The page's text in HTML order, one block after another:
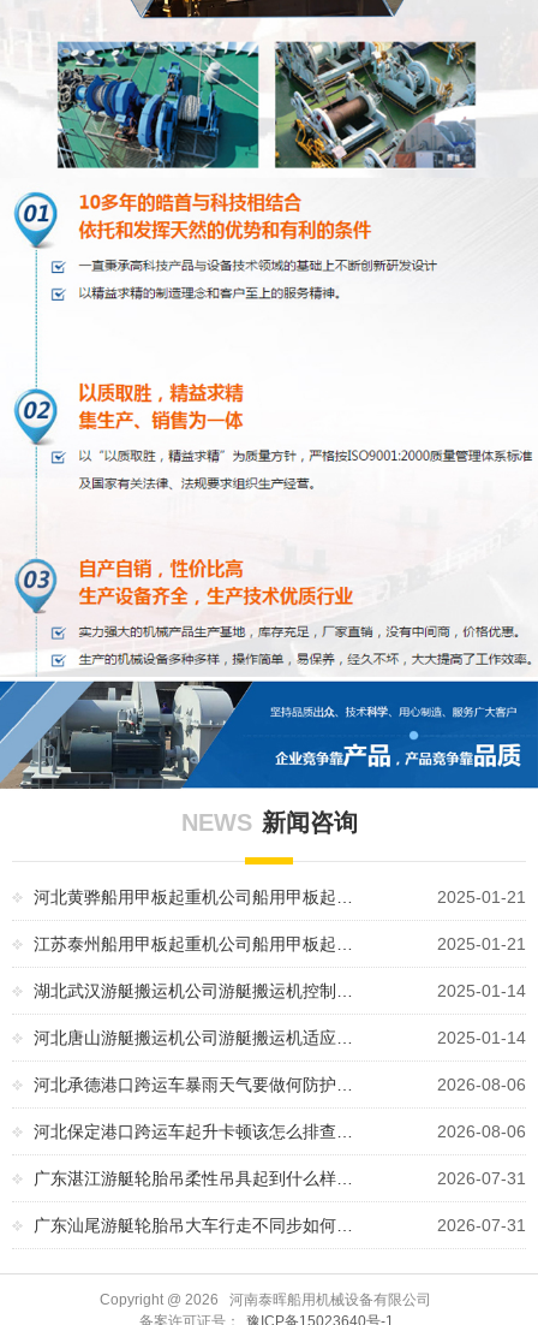
NEWS 新闻咨询
河北黄骅船用甲板起重机公司船用甲板起… 2025-01-21
江苏泰州船用甲板起重机公司船用甲板起… 2025-01-21
湖北武汉游艇搬运机公司游艇搬运机控制… 2025-01-14
河北唐山游艇搬运机公司游艇搬运机适应… 2025-01-14
河北承德港口跨运车暴雨天气要做何防护… 2026-08-06
河北保定港口跨运车起升卡顿该怎么排查… 2026-08-06
广东湛江游艇轮胎吊柔性吊具起到什么样… 2026-07-31
广东汕尾游艇轮胎吊大车行走不同步如何… 2026-07-31
Copyright @ 2026 河南泰晖船用机械设备有限公司
备案许可证号：
豫ICP备15023640号-1